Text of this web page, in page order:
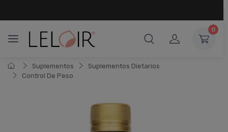
0
Suplementos
Suplementos Dietarios
Control De Peso